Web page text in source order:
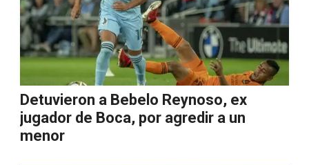
Detuvieron a Bebelo Reynoso, ex
jugador de Boca, por agredir a un
menor